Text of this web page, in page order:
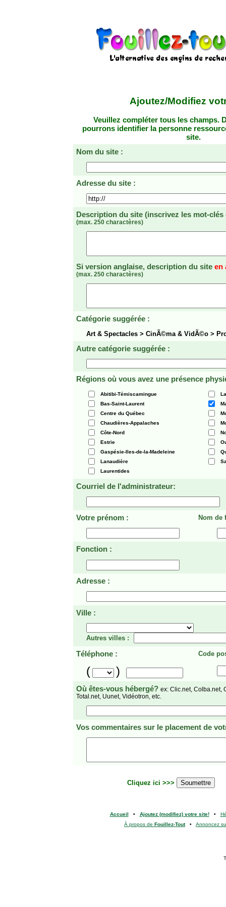
Ajoutez/Modifiez
Veuillez compléter tous les champs.
pourrons identifier la personne
site.
Nom du site :
Adresse du site :
Description du site (inscrivez les mot-
(max. 250 charactères)
Si version anglaise, description du site en
(max. 250 charactères)
Catégorie suggérée :
Art & Spectacles > CinÃ©ma & VidÃ©o >
Autre catégorie suggérée :
Régions où vous avez une présence
Abitibi-Témiscamingue
Bas-Saint-Laurent
Centre du Québec
Chaudières-Appalaches
Côte-Nord
Estrie
Gaspésie-Iles-de-la-Madeleine
Lanaudière
Laurentides
Courriel de l'administrateur:
Votre prénom : Nom de
Fonction :
Adresse :
Ville :
Autres villes :
Téléphone : Code
( )
Où êtes-vous hébergé? ex: Clic.net, Colba.net,
Total.net, Uunet, Vidéotron, etc.
Vos commentaires sur le placement de
Cliquez ici >>>
Accueil • Ajoutez (modifiez) votre site!•
À propos de Fouillez-Tout• Annoncez